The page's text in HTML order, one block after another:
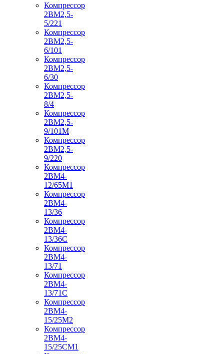
Компрессор
2ВМ2,5-
5/221
Компрессор
2ВМ2,5-
6/101
Компрессор
2ВМ2,5-
6/30
Компрессор
2ВМ2,5-
8/4
Компрессор
2ВМ2,5-
9/101М
Компрессор
2ВМ2,5-
9/220
Компрессор
2ВМ4-
12/65М1
Компрессор
2ВМ4-
13/36
Компрессор
2ВМ4-
13/36С
Компрессор
2ВМ4-
13/71
Компрессор
2ВМ4-
13/71С
Компрессор
2ВМ4-
15/25М2
Компрессор
2ВМ4-
15/25СМ1